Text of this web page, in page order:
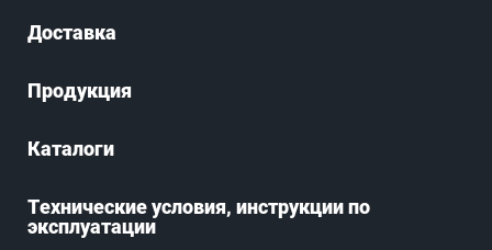
Доставка
Продукция
Каталоги
Технические условия, инструкции по
эксплуатации